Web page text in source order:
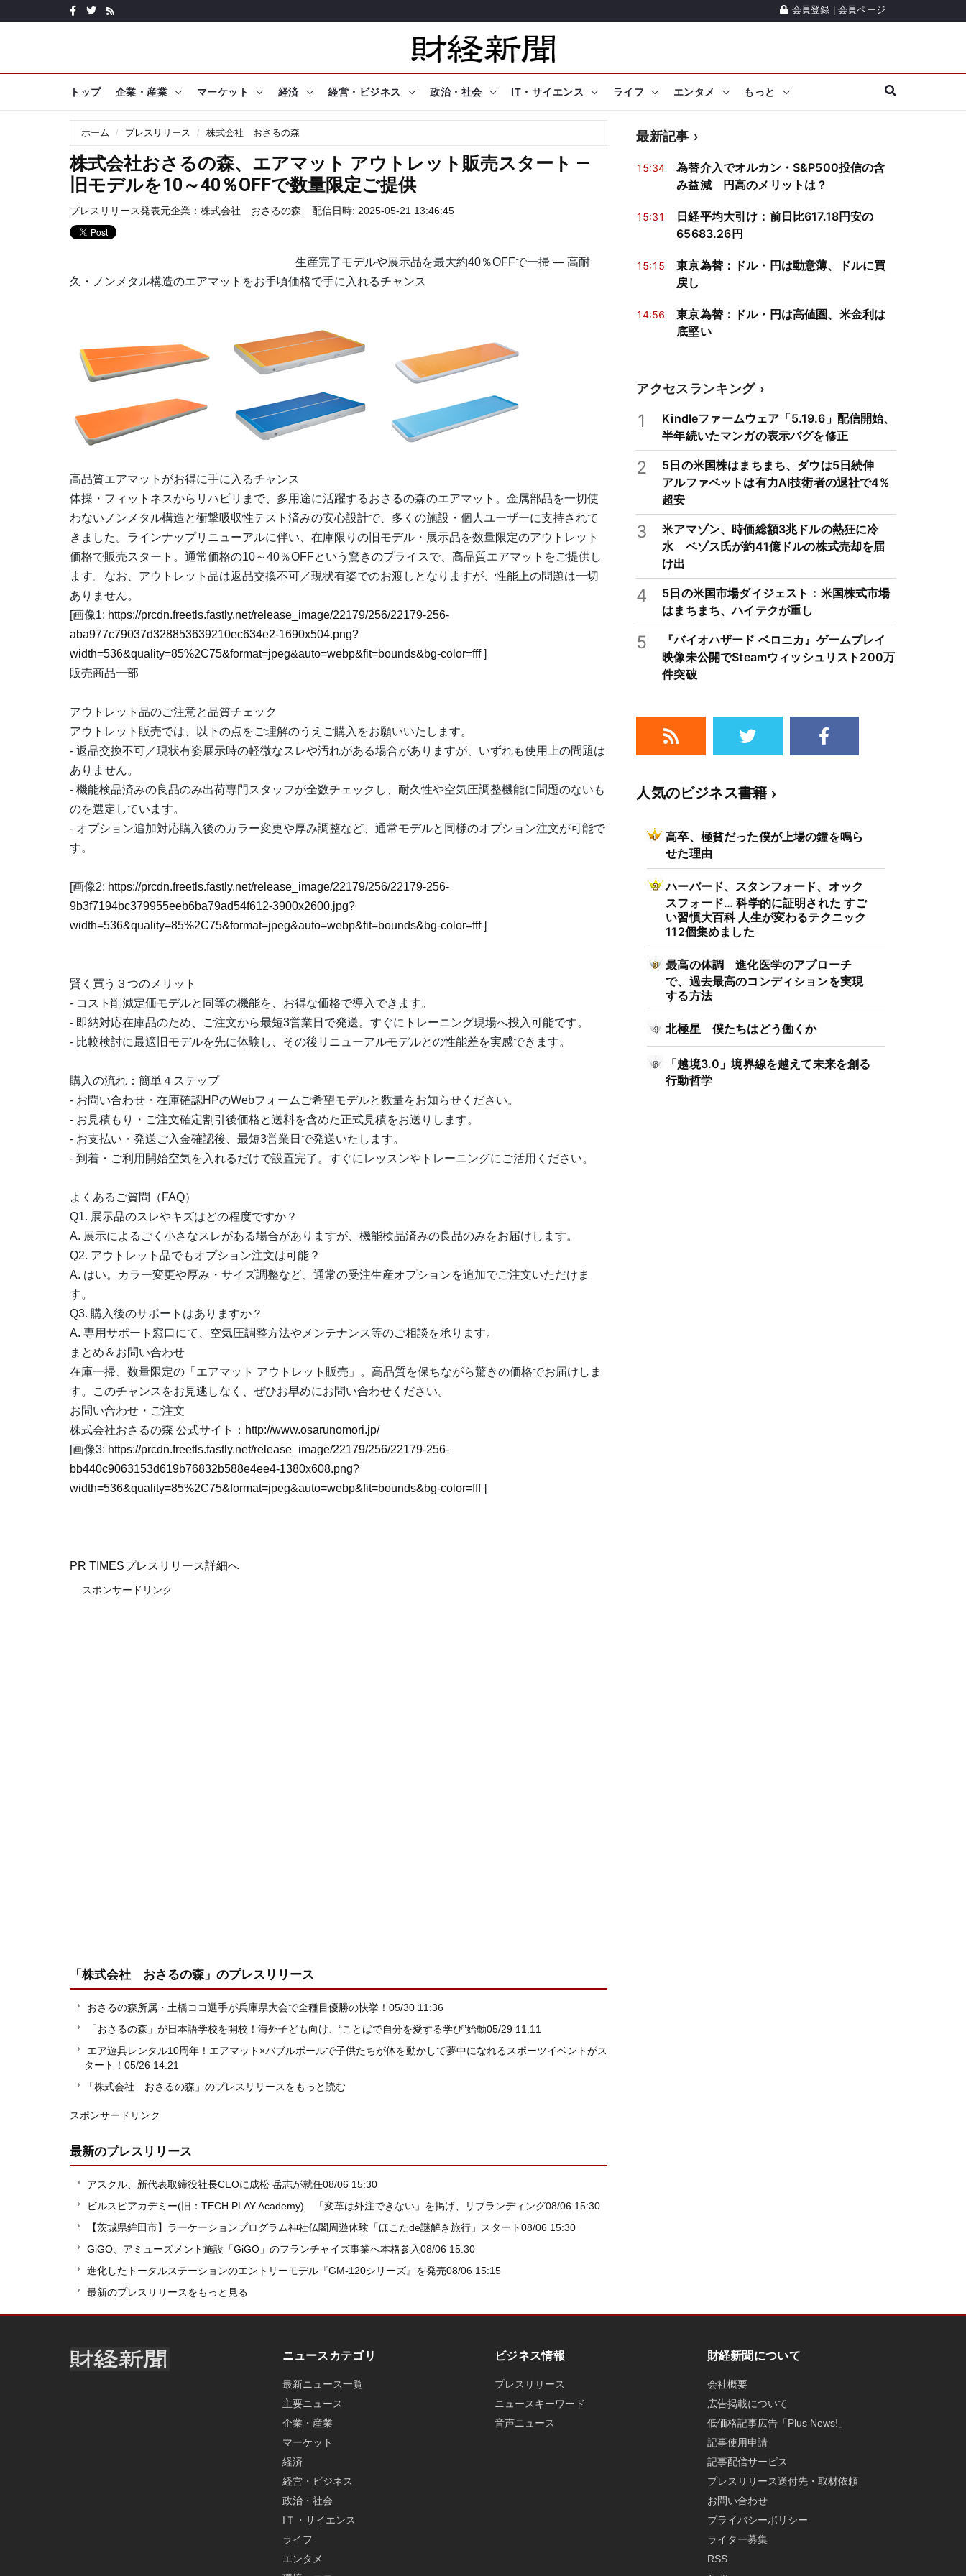
会員登録 会員ページ
トップ 企業・産業 マーケット 経済 経営・ビジネス 政治・社会 IT・サイエンス ライフ エンタメ もっと
ホーム プレスリリース 株式会社 おさるの森
株式会社おさるの森、エアマット アウトレット販売スタート ―
旧モデルを10～40％OFFで数量限定ご提供
プレスリリース発表元企業： 株式会社 おさるの森 配信日時: 2025-05-21 13:46:45
生産完了モデルや展示品を最大約40％OFFで一掃 ― 高耐
久・ノンメタル構造のエアマットをお手頃価格で手に入れるチャンス
高品質エアマットがお得に手に入るチャンス
体操・フィットネスからリハビリまで、多用途に活躍するおさるの森のエアマット。金属部品を一切使
わないノンメタル構造と衝撃吸収性テスト済みの安心設計で、多くの施設・個人ユーザーに支持されて
きました。ラインナップリニューアルに伴い、在庫限りの旧モデル・展示品を数量限定のアウトレット
価格で販売スタート。通常価格の10～40％OFFという驚きのプライスで、高品質エアマットをご提供し
ます。なお、アウトレット品は返品交換不可／現状有姿でのお渡しとなりますが、性能上の問題は一切
ありません。
[画像1: https://prcdn.freetls.fastly.net/release_image/22179/256/22179-256-
aba977c79037d328853639210ec634e2-1690x504.png?
width=536&quality=85%2C75&format=jpeg&auto=webp&fit=bounds&bg-color=fff]
販売商品一部
アウトレット品のご注意と品質チェック
アウトレット販売では、以下の点をご理解のうえご購入をお願いいたします。
- 返品交換不可／現状有姿展示時の軽微なスレや汚れがある場合がありますが、いずれも使用上の問題は
ありません。
- 機能検品済みの良品のみ出荷専門スタッフが全数チェックし、耐久性や空気圧調整機能に問題のないも
のを選定しています。
- オプション追加対応購入後のカラー変更や厚み調整など、通常モデルと同様のオプション注文が可能で
す。
[画像2: https://prcdn.freetls.fastly.net/release_image/22179/256/22179-256-
9b3f7194bc379955eeb6ba79ad54f612-3900x2600.jpg?
width=536&quality=85%2C75&format=jpeg&auto=webp&fit=bounds&bg-color=fff]
賢く買う３つのメリット
- コスト削減定価モデルと同等の機能を、お得な価格で導入できます。
- 即納対応在庫品のため、ご注文から最短3営業日で発送。すぐにトレーニング現場へ投入可能です。
- 比較検討に最適旧モデルを先に体験し、その後リニューアルモデルとの性能差を実感できます。
購入の流れ：簡単４ステップ
- お問い合わせ・在庫確認HPのWebフォームご希望モデルと数量をお知らせください。
- お見積もり・ご注文確定割引後価格と送料を含めた正式見積をお送りします。
- お支払い・発送ご入金確認後、最短3営業日で発送いたします。
- 到着・ご利用開始空気を入れるだけで設置完了。すぐにレッスンやトレーニングにご活用ください。
よくあるご質問（FAQ）
Q1. 展示品のスレやキズはどの程度ですか？
A. 展示によるごく小さなスレがある場合がありますが、機能検品済みの良品のみをお届けします。
Q2. アウトレット品でもオプション注文は可能？
A. はい。カラー変更や厚み・サイズ調整など、通常の受注生産オプションを追加でご注文いただけま
す。
Q3. 購入後のサポートはありますか？
A. 専用サポート窓口にて、空気圧調整方法やメンテナンス等のご相談を承ります。
まとめ＆お問い合わせ
在庫一掃、数量限定の「エアマット アウトレット販売」。高品質を保ちながら驚きの価格でお届けしま
す。このチャンスをお見逃しなく、ぜひお早めにお問い合わせください。
お問い合わせ・ご注文
株式会社おさるの森 公式サイト： http://www.osarunomori.jp/
[画像3: https://prcdn.freetls.fastly.net/release_image/22179/256/22179-256-
bb440c9063153d619b76832b588e4ee4-1380x608.png?
width=536&quality=85%2C75&format=jpeg&auto=webp&fit=bounds&bg-color=fff]
PR TIMESプレスリリース詳細へ
スポンサードリンク
「株式会社 おさるの森」 のプレスリリース
おさるの森所属・土橋ココ選手が兵庫県大会で全種目優勝の快挙！ 05/30 11:36
「おさるの森」が日本語学校を開校！海外子ども向け、“ことばで自分を愛する学び”始動05/29 11:11
エア遊具レンタル10周年！エアマット×バブルボールで子供たちが体を動かして夢中になれるスポーツイベントがス
タート！ 05/26 14:21
「株式会社 おさるの森」のプレスリリースをもっと読む
スポンサードリンク
最新のプレスリリース
アスクル、新代表取締役社長CEOに成松 岳志が就任08/06 15:30
ビルスピアカデミー(旧：TECH PLAY Academy) 「変革は外注できない」を掲げ、リブランディング08/06 15:30
【茨城県鉾田市】ラーケーションプログラム神社仏閣周遊体験「ほこたde謎解き旅行」スタート08/06 15:30
GiGO、アミューズメント施設「GiGO」のフランチャイズ事業へ本格参入08/06 15:30
進化したトータルステーションのエントリーモデル『GM-120シリーズ』を発売08/06 15:15
最新のプレスリリースをもっと見る
最新記事
15:34
為替介入でオルカン・S&P500投信の含
み益減 円高のメリットは？
15:31
日経平均大引け：前日比617.18円安の
65683.26円
15:15
東京為替：ドル・円は動意薄、ドルに買
戻し
14:56
東京為替：ドル・円は高値圏、米金利は
底堅い
アクセスランキング
1
Kindleファームウェア「5.19.6」配信開始、
半年続いたマンガの表示バグを修正
2
5日の米国株はまちまち、ダウは5日続伸
アルファベットは有力AI技術者の退社で4%
超安
3
米アマゾン、時価総額3兆ドルの熱狂に冷
水 ベゾス氏が約41億ドルの株式売却を届
け出
4
5日の米国市場ダイジェスト：米国株式市場
はまちまち、ハイテクが重し
5
『バイオハザード ベロニカ』ゲームプレイ
映像未公開でSteamウィッシュリスト200万
件突破
人気のビジネス書籍
高卒、極貧だった僕が上場の鐘を鳴ら
せた理由
ハーバード、スタンフォード、オック
スフォード… 科学的に証明された すご
い習慣大百科 人生が変わるテクニック
112個集めました
最高の体調 進化医学のアプローチ
で、過去最高のコンディションを実現
する方法
北極星 僕たちはどう働くか
「越境3.0」境界線を越えて未来を創る
行動哲学
ニュースカテゴリ
最新ニュース一覧
主要ニュース
企業・産業
マーケット
経済
経営・ビジネス
政治・社会
IＴ・サイエンス
ライフ
エンタメ
ビジネス情報
プレスリリース
ニュースキーワード
音声ニュース
財経新聞について
会社概要
広告掲載について
低価格記事広告「Plus News!」
記事使用申請
記事配信サービス
プレスリリース送付先・取材依頼
お問い合わせ
プライバシーポリシー
ライター募集
RSS